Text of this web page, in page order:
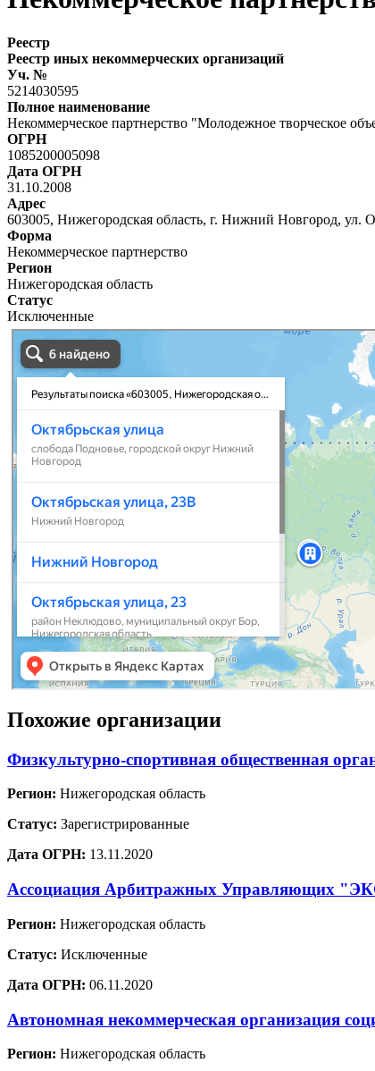
Реестр
Реестр иных некоммерческих организаций
Уч. №
5214030595
Полное наименование
Некоммерческое партнерство "Молодежное творческое
ОГРН
1085200005098
Дата ОГРН
31.10.2008
Адрес
603005, Нижегородская область, г. Нижний Новгород, ул.
Форма
Некоммерческое партнерство
Регион
Нижегородская область
Статус
Исключенные
Похожие организации
Физкультурно-спортивная общественная
Регион: Нижегородская область
Статус: Зарегистрированные
Дата ОГРН: 13.11.2020
Ассоциация Арбитражных Управляющих
Регион: Нижегородская область
Статус: Исключенные
Дата ОГРН: 06.11.2020
Автономная некоммерческая организация
Регион: Нижегородская область